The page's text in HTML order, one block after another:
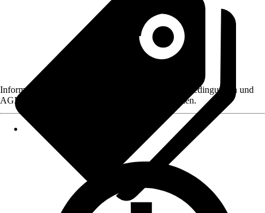
Informationen des Verkäufers, wie z. B. Rückgabebedingungen und
AGB, finden Sie bei Klick auf den Verkäufernamen.